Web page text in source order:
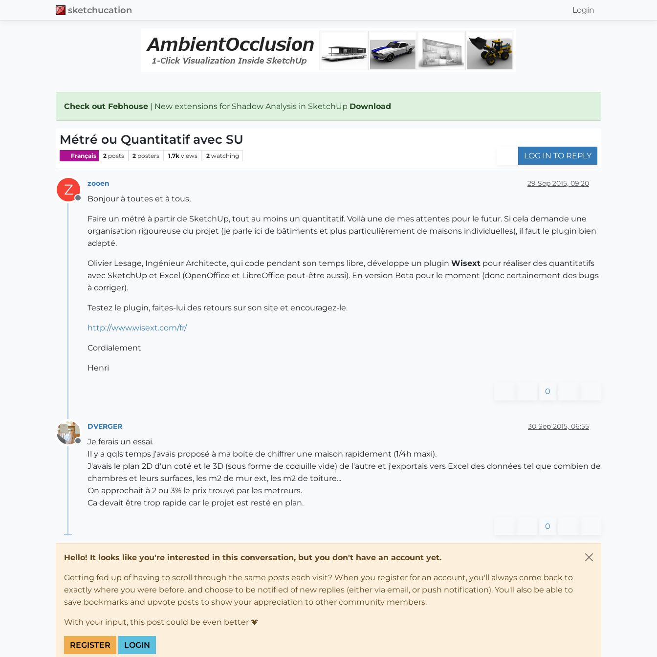
sketchucation Login
Check out Febhouse | New extensions for Shadow Analysis in SketchUp Download
Métré ou Quantitatif avec SU
Français 2 posts 2 posters 1.7k views 2 watching LOG IN TO REPLY
Z
Offline
zooen 29 Sep 2015, 09:20
Bonjour à toutes et à tous,
Faire un métré à partir de SketchUp, tout au moins un quantitatif. Voilà une de mes attentes pour le futur. Si cela demande une
organisation rigoureuse du projet (je parle ici de bâtiments et plus particulièrement de maisons individuelles), il faut le plugin bien
adapté.
Olivier Lesage, Ingénieur Architecte, qui code pendant son temps libre, développe un plugin Wisext pour réaliser des quantitatifs
avec SketchUp et Excel (OpenOffice et LibreOffice peut-être aussi). En version Beta pour le moment (donc certainement des bugs
à corriger).
Testez le plugin, faites-lui des retours sur son site et encouragez-le.
http://www.wisext.com/fr/
Cordialement
Henri
0
Offline
DVERGER 30 Sep 2015, 06:55
Je ferais un essai.
Il y a qqls temps j'avais proposé à ma boite de chiffrer une maison rapidement (1/4h maxi).
J'avais le plan 2D d'un coté et le 3D (sous forme de coquille vide) de l'autre et j'exportais vers Excel des données tel que combien de
chambres et leurs surfaces, les m2 de mur ext, les m2 de toiture...
On approchait à 2 ou 3% le prix trouvé par les metreurs.
Ca devait être trop rapide car le projet est resté en plan.
0
Hello! It looks like you're interested in this conversation, but you don't have an account yet.
Getting fed up of having to scroll through the same posts each visit? When you register for an account, you'll always come back to
exactly where you were before, and choose to be notified of new replies (either via email, or push notification). You'll also be able to
save bookmarks and upvote posts to show your appreciation to other community members.
With your input, this post could be even better 💗
REGISTER LOGIN